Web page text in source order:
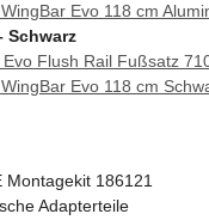
Evo 118 cm
Schwarz
Flush Rail Fußsatz
Evo 118 cm
Montagekit 186121
Adapterteile